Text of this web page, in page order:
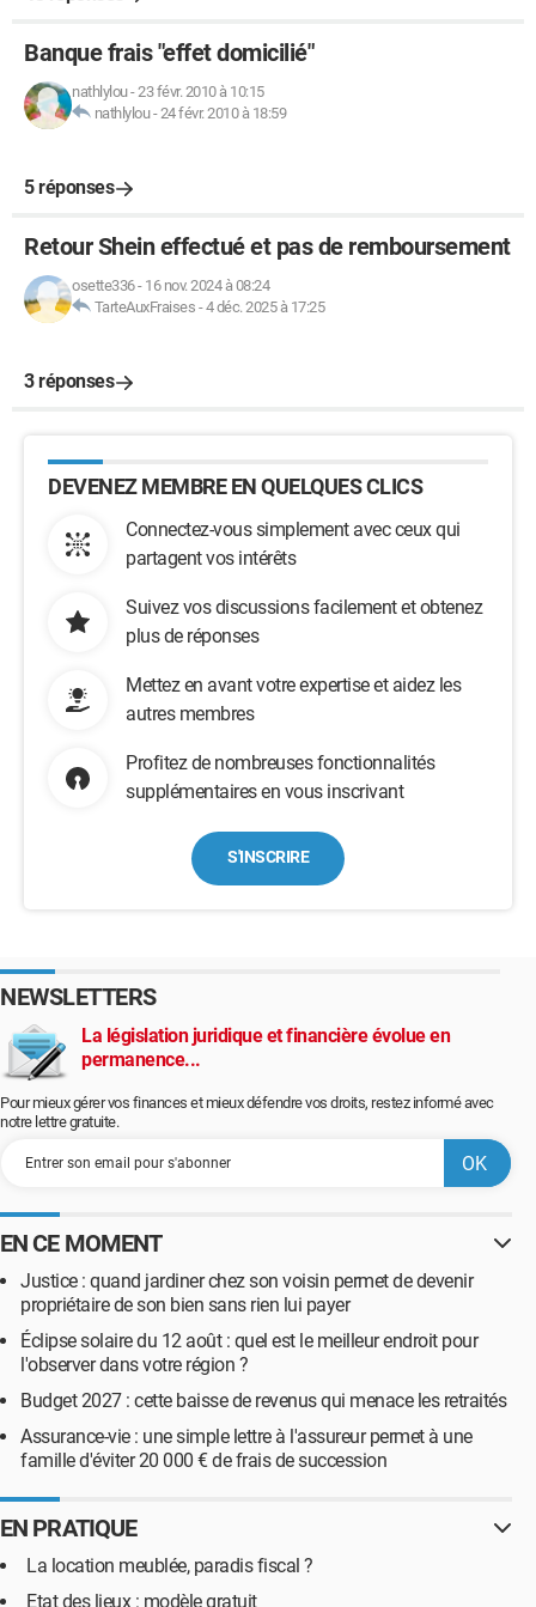
Banque frais "effet domicilié"
nathlylou-23 févr. 2010 à 10:15
nathlylou-24 févr. 2010 à 18:59
5 réponses
Retour Shein effectué et pas de remboursement
osette336- 16 nov. 2024 à 08:24
TarteAuxFraises -4 déc. 2025 à 17:25
3 réponses
DEVENEZ MEMBRE EN QUELQUES CLICS
Connectez-vous simplement avec ceux qui
partagent vos intérêts
Suivez vos discussions facilement et obtenez
plus de réponses
Mettez en avant votre expertise et aidez les
autres membres
Profitez de nombreuses fonctionnalités
supplémentaires en vous inscrivant
S'INSCRIRE
NEWSLETTERS
La législation juridique et financière évolue en
permanence...
Pour mieux gérer vos finances et mieux défendre vos droits, restez informé avec
notre lettre gratuite.
EN CE MOMENT
Justice : quand jardiner chez son voisin permet de devenir
propriétaire de son bien sans rien lui payer
Éclipse solaire du 12 août : quel est le meilleur endroit pour
l'observer dans votre région ?
Budget 2027 : cette baisse de revenus qui menace les retraités
Assurance-vie : une simple lettre à l'assureur permet à une
famille d'éviter 20 000 € de frais de succession
EN PRATIQUE
La location meublée, paradis fiscal ?
Etat des lieux : modèle gratuit